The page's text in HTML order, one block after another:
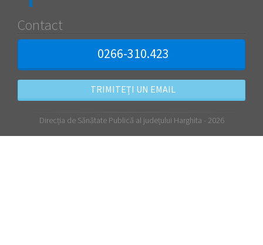
Contact
0266-310.423
TRIMITEȚI UN EMAIL
Direcția de Sănătate Publică al județului Harghita - 2026